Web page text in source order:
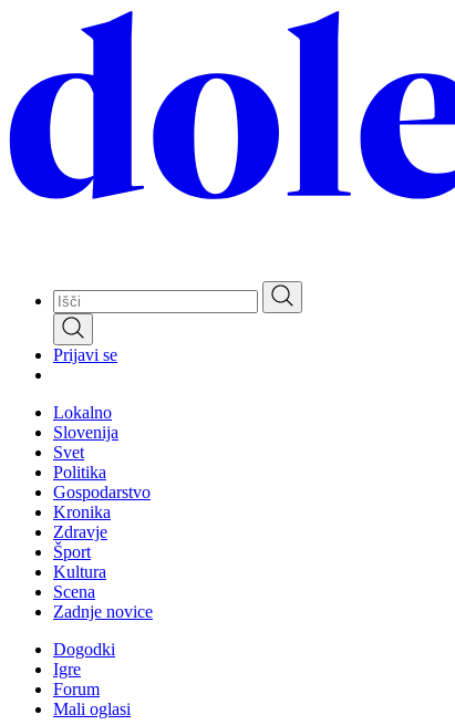
content
Prijavi se
Lokalno
Slovenija
Svet
Politika
Gospodarstvo
Kronika
Zdravje
Šport
Kultura
Scena
Zadnje novice
Dogodki
Igre
Forum
Mali oglasi